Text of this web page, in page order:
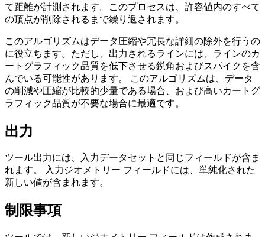
て距離が計測されます。このプロセスは、許容値内のすべて
の頂点が削除されるまで繰り返されます。
このアルゴリズムはデータ圧縮や冗長な詳細の除外を行うの
に役立ちます。ただし、出力されるラインには、ラインのカ
ートグラフィック品質を低下させる鋭角およびスパイクを含
んでいる可能性があります。 このアルゴリズムは、データ
の削減や圧縮が比較的少量である場合、および高いカートグ
ラフィック品質が不要な場合に最適です。
出力
ツール出力には、入力データセットと同じフィールドが含ま
れます。 入力ジオメトリー フィールドには、単純化された
新しい値が含まれます。
制限事項